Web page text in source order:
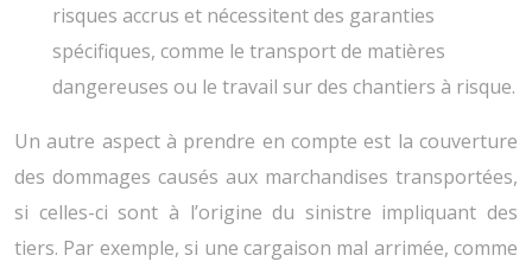
risques accrus et nécessitent des garanties
spécifiques, comme le transport de matières
dangereuses ou le travail sur des chantiers à risque.
Un autre aspect à prendre en compte est la couverture
des dommages causés aux marchandises transportées,
si celles-ci sont à l’origine du sinistre impliquant des
tiers. Par exemple, si une cargaison mal arrimée, comme